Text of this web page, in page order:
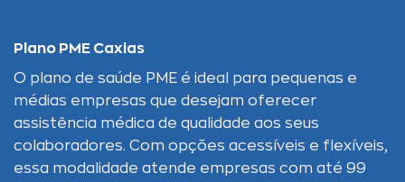
Plano PME Caxias
O plano de saúde PME é ideal para pequenas e
médias empresas que desejam oferecer
assistência médica de qualidade aos seus
colaboradores. Com opções acessíveis e flexíveis,
essa modalidade atende empresas com até 99